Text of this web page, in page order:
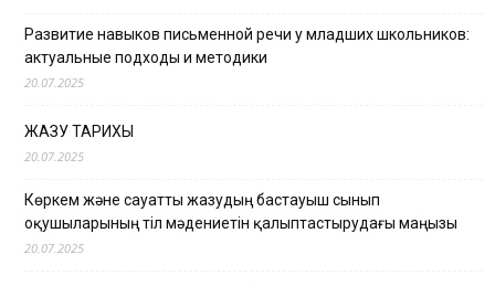
Развитие навыков письменной речи у младших школьников:
актуальные подходы и методики
20.07.2025
ЖАЗУ ТАРИХЫ
20.07.2025
Көркем және сауатты жазудың бастауыш сынып
оқушыларының тіл мәдениетін қалыптастырудағы маңызы
20.07.2025